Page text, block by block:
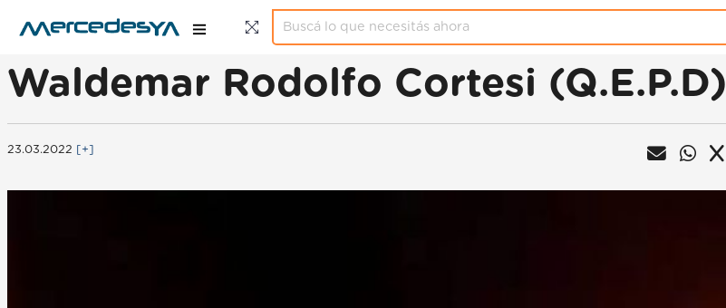
Waldemar Rodolfo Cortesi (Q.E.P.D)
23.03.2022 [+]